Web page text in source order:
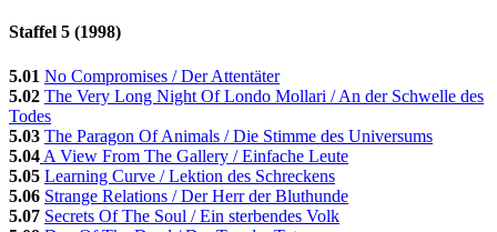
Staffel 5 (1998)
5.01 No Compromises / Der Attentäter
5.02 The Very Long Night Of Londo Mollari / An der Schwelle des
Todes
5.03 The Paragon Of Animals / Die Stimme des Universums
5.04 A View From The Gallery / Einfache Leute
5.05 Learning Curve / Lektion des Schreckens
5.06 Strange Relations / Der Herr der Bluthunde
5.07 Secrets Of The Soul / Ein sterbendes Volk